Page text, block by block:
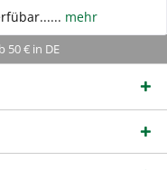
mehr
50 € in DE